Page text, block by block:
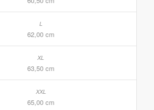
62,00 cm
63,50 cm
65,00 cm